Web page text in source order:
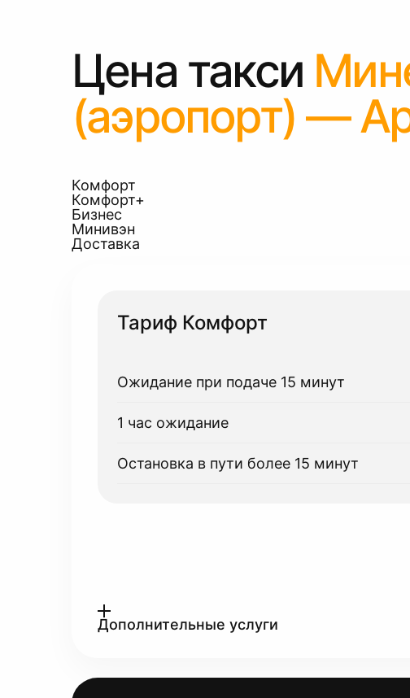
Цена такси
(аэропорт) —
Комфорт
Комфорт+
Бизнес
Минивэн
Доставка
Тариф Комфорт
Ожидание при подаче 15 минут
1 час ожидание
Остановка в пути более 15 минут
Дополнительные услуги